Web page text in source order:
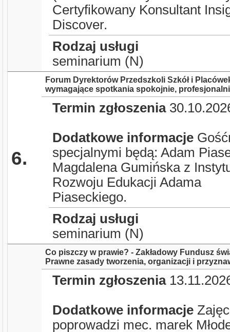
Certyfikowany Konsultant
Discover.
Rodzaj usługi
seminarium (N)
6.
Forum Dyrektorów Przedszkoli Szkół i
wymagające spotkania spokojnie,
Termin zgłoszenia
Dodatkowe informacje
specjalnymi będą: Adam
Magdalena Gumińska z
Rozwoju Edukacji Adama
Piaseckiego.
Rodzaj usługi
seminarium (N)
Co piszczy w prawie? - Zakładowy Fundusz
Prawne zasady tworzenia, organizacji i
Termin zgłoszenia
Dodatkowe informacje
poprowadzi mec. marek